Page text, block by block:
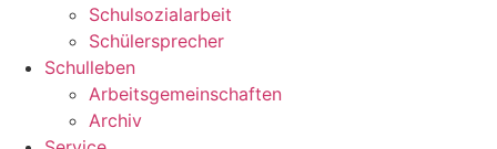
Schulsozialarbeit
Schülersprecher
Schulleben
Arbeitsgemeinschaften
Archiv